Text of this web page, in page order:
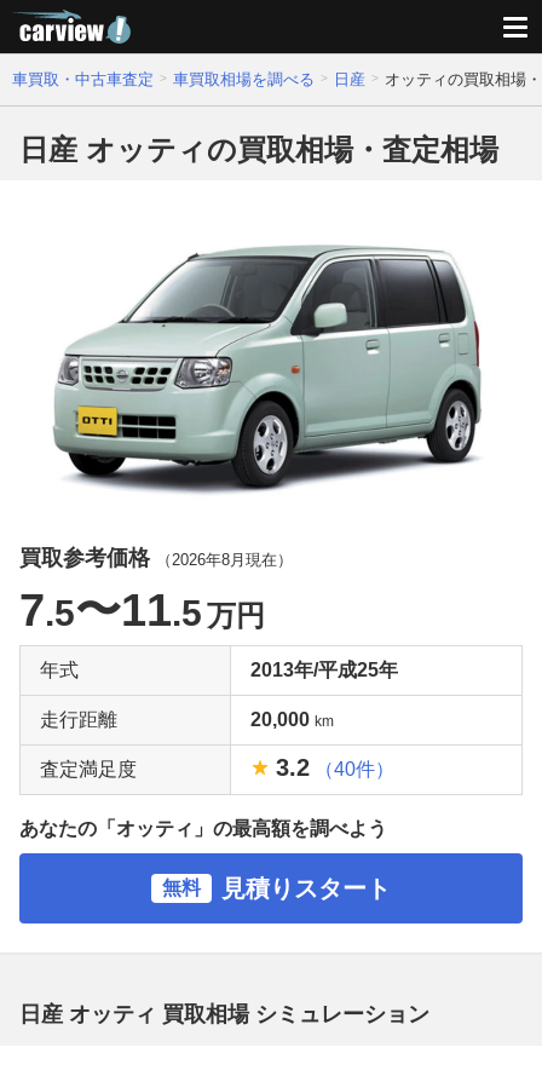
車買取・中古車査定 車買取相場を調べる 日産 オッティの買取相場
日産 オッティの買取相場・査定相場
買取参考価格 （ 2026年8月 現在）
7.5〜11.5万円
年式 2013年/平成25年
走行距離 20,000 km
査定満足度 3.2 （40件）
あなたの「オッティ」の最高額を調べよう
無料 見積りスタート
日産 オッティ 買取相場 シミュレーション